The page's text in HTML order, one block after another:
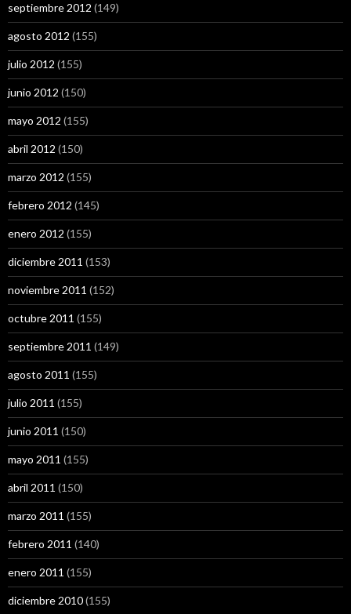
septiembre 2012 (149)
agosto 2012 (155)
julio 2012 (155)
junio 2012 (150)
mayo 2012 (155)
abril 2012 (150)
marzo 2012 (155)
febrero 2012 (145)
enero 2012 (155)
diciembre 2011 (153)
noviembre 2011 (152)
octubre 2011 (155)
septiembre 2011 (149)
agosto 2011 (155)
julio 2011 (155)
junio 2011 (150)
mayo 2011 (155)
abril 2011 (150)
marzo 2011 (155)
febrero 2011 (140)
enero 2011 (155)
diciembre 2010(155)